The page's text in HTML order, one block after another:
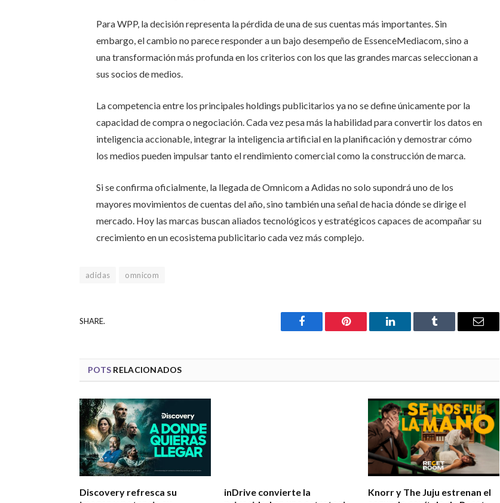
Para WPP, la decisión representa la pérdida de una de sus cuentas más importantes. Sin
embargo, el cambio no parece responder a un bajo desempeño de EssenceMediacom, sino a
una transformación más profunda en los criterios con los que las grandes marcas seleccionan a
sus socios de medios.
La competencia entre los principales holdings publicitarios ya no se define únicamente por la
capacidad de compra o negociación. Cada vez pesa más la habilidad para convertir los datos en
inteligencia accionable, integrar la inteligencia artificial en la planificación y demostrar cómo
los medios pueden impulsar tanto el rendimiento comercial como la construcción de marca.
Si se confirma oficialmente, la llegada de Omnicom a Adidas no solo supondrá uno de los
mayores movimientos de cuentas del año, sino también una señal de hacia dónde se dirige el
mercado. Hoy las marcas buscan aliados tecnológicos y estratégicos capaces de acompañar su
crecimiento en un ecosistema publicitario cada vez más complejo.
adidas omnicom
SHARE.
Facebook Pinterest LinkedIn Tumblr Email
POTS RELACIONADOS
Discovery refresca su
inDrive convierte la
Knorr y The Juju estrenan el